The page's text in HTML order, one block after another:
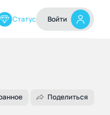
Статус Войти
Поделиться